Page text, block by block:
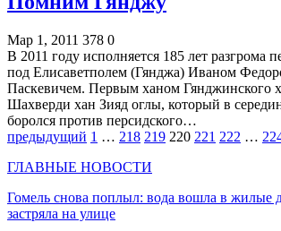
Мар 1, 2011 378 0
В 2011 году исполняется 185 лет разгрома
под Елисаветполем (Гянджа) Иваном
Паскевичем. Первым ханом Гянджинского
Шахверди хан Зияд оглы, который в
боролся против персидского…
предыдущий 1 … 218 219 220 221 222 …
ГЛАВНЫЕ НОВОСТИ
Гомель снова поплыл: вода вошла в жилые
застряла на улице